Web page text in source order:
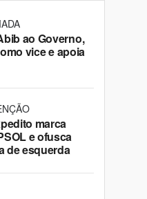
ao Governo,
vice e apoia
marca
e ofusca
de esquerda